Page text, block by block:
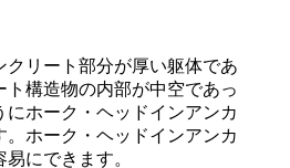
クリート部分が厚い躯体であ
構造物の内部が中空であっ
ホーク・ヘッドインアンカ
。ホーク・ヘッドインアンカ
にできます。